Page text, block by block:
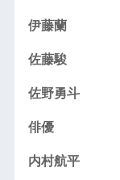
伊藤蘭
佐藤駿
佐野勇斗
俳優
内村航平